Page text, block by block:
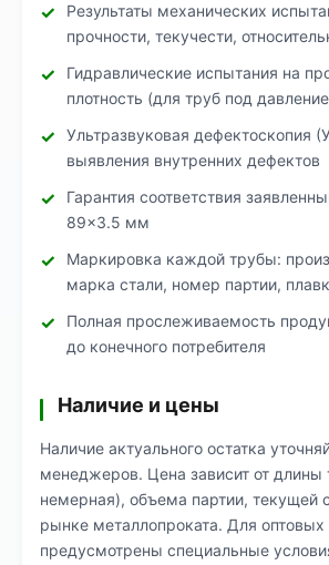
Результаты механических
прочности, текучести,
Гидравлические испытания на
плотность (для труб под
Ультразвуковая дефектоскопия
выявления внутренних дефектов
Гарантия соответствия
89×3.5 мм
Маркировка каждой трубы:
марка стали, номер партии,
Полная прослеживаемость
до конечного потребителя
Наличие и цены
Наличие актуального остатка
менеджеров. Цена зависит от длины
немерная), объема партии, текущей
рынке металлопроката. Для оптовых
предусмотрены специальные